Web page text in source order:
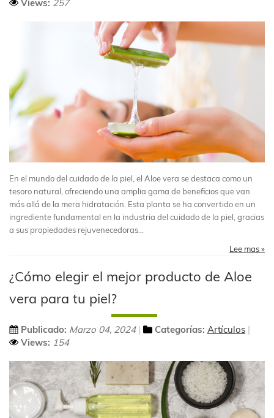
Views: 257
En el mundo del cuidado de la piel, el Aloe vera se destaca como un
tesoro natural, ofreciendo una amplia gama de beneficios que van
más allá de la mera hidratación. Esta planta se ha convertido en un
ingrediente fundamental en la industria del cuidado de la piel, gracias
a sus propiedades rejuvenecedoras...
Lee mas »
¿Cómo elegir el mejor producto de Aloe
vera para tu piel?
Publicado: Marzo 04, 2024 Categorías: Artículos
Views: 154